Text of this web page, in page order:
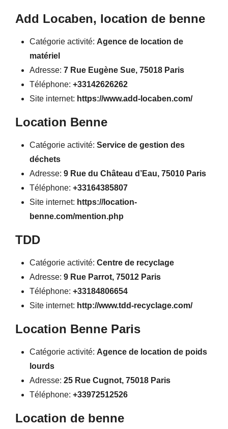
Add Locaben, location de benne
Catégorie activité: Agence de location de
matériel
Adresse: 7 Rue Eugène Sue, 75018 Paris
Téléphone: +33142626262
Site internet: https://www.add-locaben.com/
Location Benne
Catégorie activité: Service de gestion des
déchets
Adresse: 9 Rue du Château d’Eau, 75010 Paris
Téléphone: +33164385807
Site internet: https://location-
benne.com/mention.php
TDD
Catégorie activité: Centre de recyclage
Adresse: 9 Rue Parrot, 75012 Paris
Téléphone: +33184806654
Site internet: http://www.tdd-recyclage.com/
Location Benne Paris
Catégorie activité: Agence de location de poids
lourds
Adresse: 25 Rue Cugnot, 75018 Paris
Téléphone: +33972512526
Location de benne